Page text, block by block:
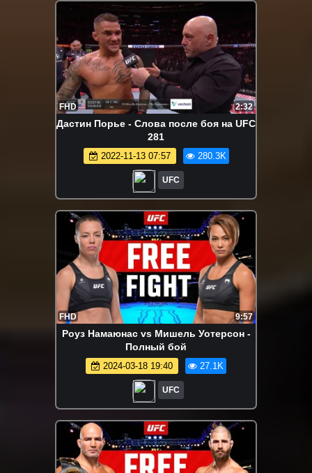
FHD 2:32
Дастин Порье - Слова после боя на UFC
281
2022-11-13 07:57 280.3K
UFC
FHD 9:57
Роуз Намаюнас vs Мишель Уотерсон -
Полный бой
2024-03-18 19:40 27.1K
UFC